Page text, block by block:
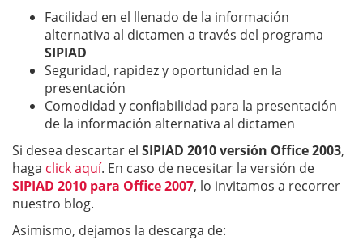
Facilidad en el llenado de la información
alternativa al dictamen a través del programa
SIPIAD
Seguridad, rapidez y oportunidad en la
presentación
Comodidad y confiabilidad para la presentación
de la información alternativa al dictamen
Si desea descartar el SIPIAD 2010 versión Office 2003,
haga click aquí. En caso de necesitar la versión de
SIPIAD 2010 para Office 2007, lo invitamos a recorrer
nuestro blog.
Asimismo, dejamos la descarga de: